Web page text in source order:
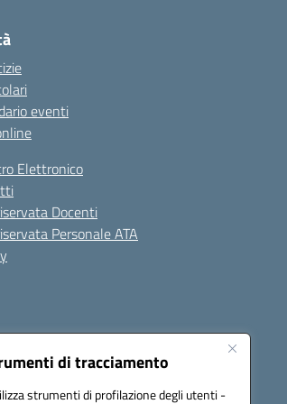
di tracciamento
strumenti di profilazione degli utenti -
eventi
Elettronico
Docenti
Personale ATA